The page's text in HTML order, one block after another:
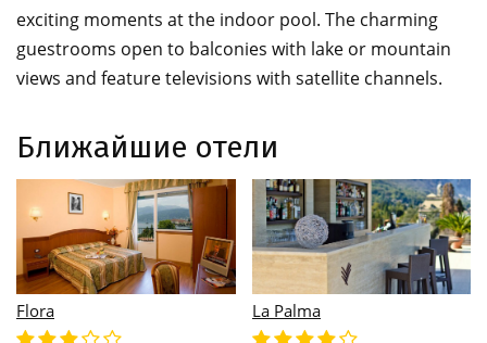
exciting moments at the indoor pool. The charming
guestrooms open to balconies with lake or mountain
views and feature televisions with satellite channels.
Ближайшие отели